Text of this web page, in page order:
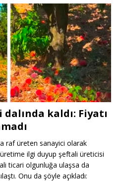
kaldı: Fiyatı
raf üreten sanayici olarak
üretime ilgi duyup şeftali üreticisi
ticari olgunluğa ulaşsa da
Onu da şöyle açıkladı: